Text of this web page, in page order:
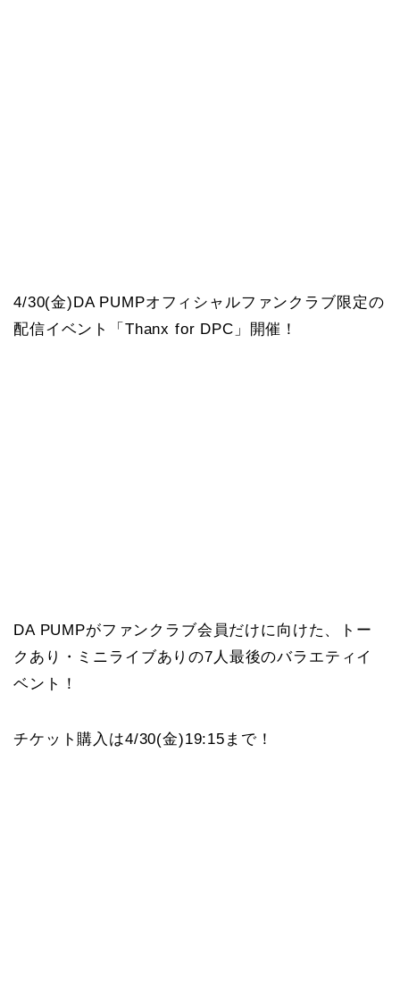
4/30(金)DA PUMPオフィシャルファンクラブ限定の
配信イベント「Thanx for DPC」開催！
DA PUMPがファンクラブ会員だけに向けた、トー
クあり・ミニライブありの7人最後のバラエティイ
ベント！
チケット購入は4/30(金)19:15まで！